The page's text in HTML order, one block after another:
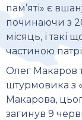
пам’яті» є
починаючи з
місяць, і такі
частиною
Олег Макаров
штурмовика з
Макарова,
загинув 9